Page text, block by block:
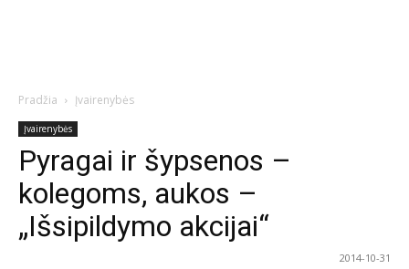
Pradžia Įvairenybės
Įvairenybės
Pyragai ir šypsenos –
kolegoms, aukos –
„Išsipildymo akcijai“
2014-10-31